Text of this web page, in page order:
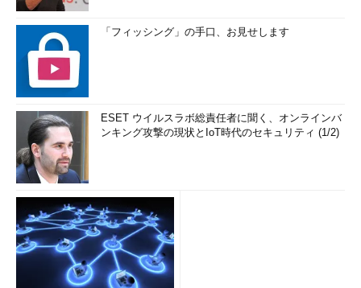
「フィッシング」の手口、お見せします
ESET ウイルスラボ総責任者に聞く、オンラインバ
ンキング攻撃の現状とIoT時代のセキュリティ (1/2)